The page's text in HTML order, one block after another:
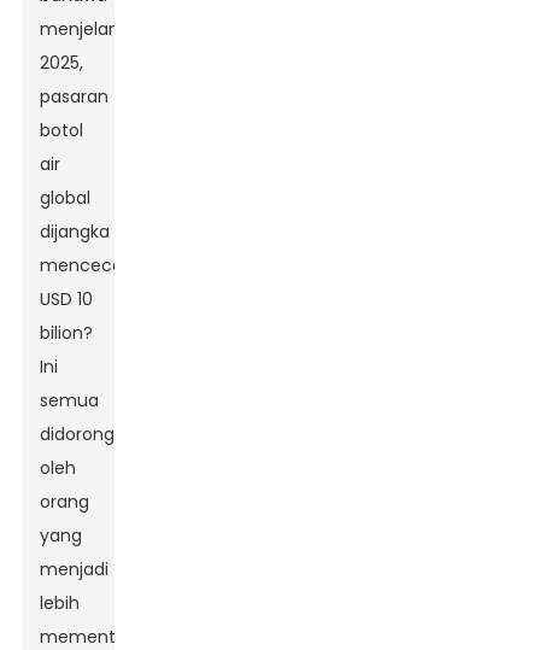
menjelang
2025,
pasaran
botol
air
global
dijangka
mencecah
USD 10
bilion?
Ini
semua
didorong
oleh
orang
yang
menjadi
lebih
mementingkan